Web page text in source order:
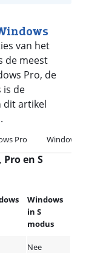
van het
de meest
Pro, de
is de
dit artikel
Pro Windows
en S
Windows
in S
modus
Nee